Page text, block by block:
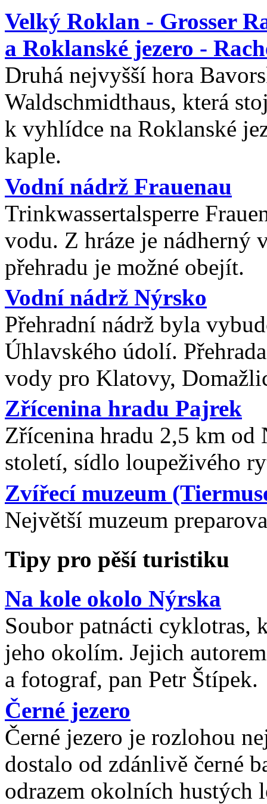
Velký Roklan - Grosser
a Roklanské jezero -
Druhá nejvyšší hora
Waldschmidthaus, která
k vyhlídce na Roklanské
kaple.
Vodní nádrž Frauenau
Trinkwassertalsperre
vodu. Z hráze je nádherný
přehradu je možné obejít.
Vodní nádrž Nýrsko
Přehradní nádrž byla
Úhlavského údolí.
vody pro Klatovy,
Zřícenina hradu Pajrek
Zřícenina hradu 2,5 km od
století, sídlo loupeživého
Zvířecí muzeum
Největší muzeum
Tipy pro pěší turistiku
Na kole okolo Nýrska
Soubor patnácti cyklotras,
jeho okolím. Jejich
a fotograf, pan Petr Štípek.
Černé jezero
Černé jezero je rozlohou
dostalo od zdánlivě černé
odrazem okolních hustých